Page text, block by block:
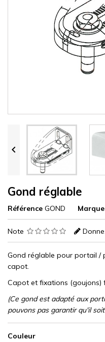

Gond réglable
Référence GOND Marque
Note
Gond réglable pour portail
capot.
Capot et fixations (goujons)
(Ce gond est adapté aux
pouvons pas garantir qu'il
Couleur